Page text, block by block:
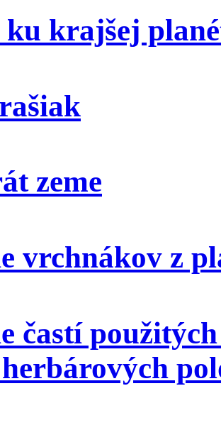
ku krajšej
zeme
vrchnákov z
častí